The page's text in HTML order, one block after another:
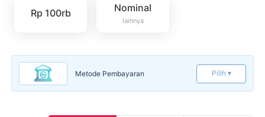
Rp 100rb Nominal
lainnya
Metode Pembayaran Pilih ▾